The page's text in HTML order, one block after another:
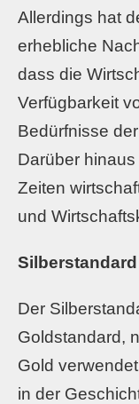
Allerdings hat
erhebliche
dass die
Verfügbarkeit
Bedürfnisse
Darüber
Zeiten
und
Silberstandard
Der
Goldstandard,
Gold
in der